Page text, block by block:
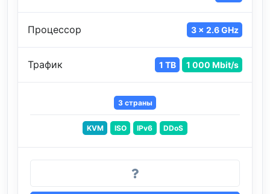
Процессор 3 x 2.6 GHz
Трафик 1 TB 1 000 Mbit/s
3 страны
KVM ISO IPv6 DDoS